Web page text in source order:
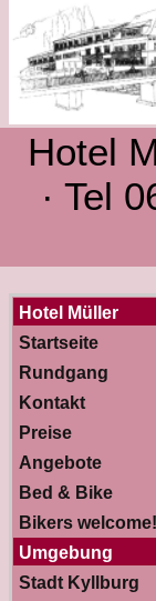
Hotel
· Tel
Hotel Müller
Startseite
Rundgang
Kontakt
Preise
Angebote
Bed & Bike
Bikers welcome!
Umgebung
Stadt Kyllburg